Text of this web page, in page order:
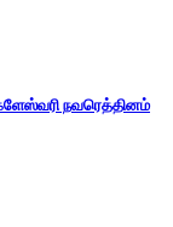
நவரெத்தினம்